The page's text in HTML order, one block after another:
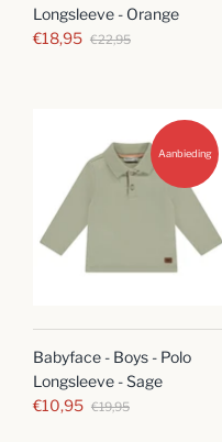
Longsleeve - Orange
€18,95 €22,95
Aanbieding
Babyface - Boys - Polo
Longsleeve - Sage
€10,95 €19,95